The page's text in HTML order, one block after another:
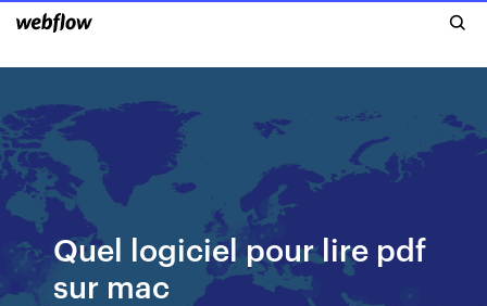
Quel logiciel pour lire pdf
sur mac